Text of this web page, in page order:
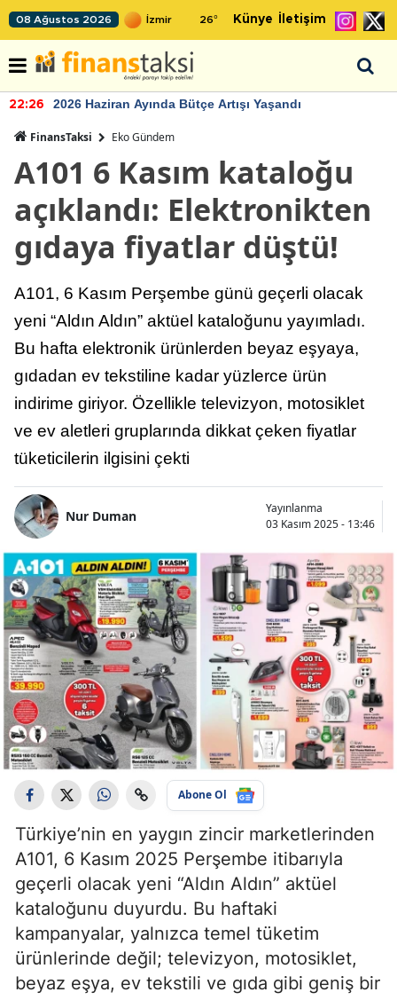
08 Ağustos 2026 26° Künye İletişim
22:26 2026 Haziran Ayında Bütçe Artışı Yaşandı
FinansTaksi Eko Gündem
A101 6 Kasım kataloğu
açıklandı: Elektronikten
gıdaya fiyatlar düştü!
A101, 6 Kasım Perşembe günü geçerli olacak
yeni “Aldın Aldın” aktüel kataloğunu yayımladı.
Bu hafta elektronik ürünlerden beyaz eşyaya,
gıdadan ev tekstiline kadar yüzlerce ürün
indirime giriyor. Özellikle televizyon, motosiklet
ve ev aletleri gruplarında dikkat çeken fiyatlar
tüketicilerin ilgisini çekti
Nur Duman
Yayınlanma
03 Kasım 2025 - 13:46
Abone Ol
Türkiye’nin en yaygın zincir marketlerinden
A101, 6 Kasım 2025 Perşembe itibarıyla
geçerli olacak yeni “Aldın Aldın” aktüel
kataloğunu duyurdu. Bu haftaki
kampanyalar, yalnızca temel tüketim
ürünlerinde değil; televizyon, motosiklet,
beyaz eşya, ev tekstili ve gıda gibi geniş bir